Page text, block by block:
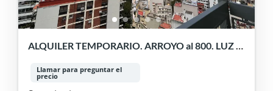
ALQUILER TEMPORARIO. ARROYO al 800. LUZ Y
Llamar para preguntar el
precio